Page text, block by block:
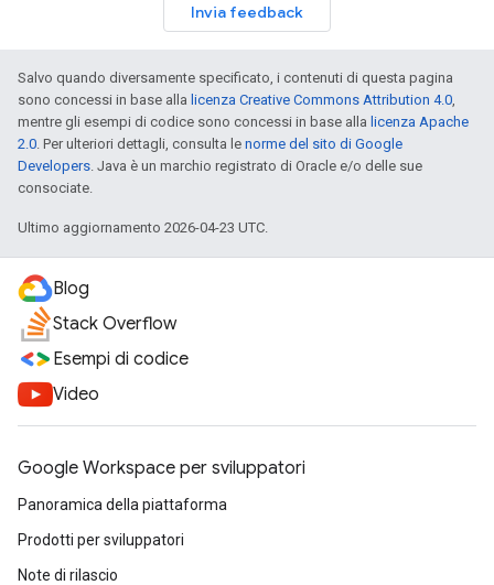
Invia feedback
Salvo quando diversamente specificato, i contenuti di questa pagina
sono concessi in base alla licenza Creative Commons Attribution 4.0,
mentre gli esempi di codice sono concessi in base alla licenza Apache
2.0. Per ulteriori dettagli, consulta le norme del sito di Google
Developers. Java è un marchio registrato di Oracle e/o delle sue
consociate.
Ultimo aggiornamento 2026-04-23 UTC.
Blog
Stack Overflow
Esempi di codice
Video
Google Workspace per sviluppatori
Panoramica della piattaforma
Prodotti per sviluppatori
Note di rilascio